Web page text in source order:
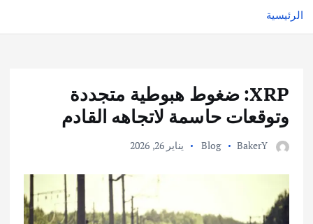
م
الرئيسية
XRP: ضغوط هبوطية متجددة
وتوقعات حاسمة لاتجاهه القادم
BakerY
Blog يناير 26, 2026